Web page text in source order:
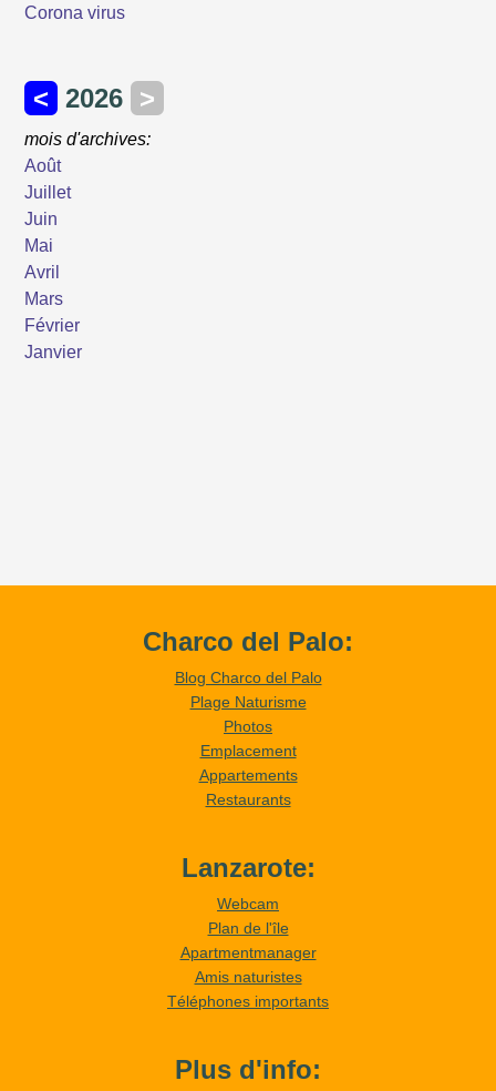
Corona virus
Charco del Palo:
Blog Charco del Palo
Plage Naturisme
Photos
Emplacement
Appartements
Restaurants
Lanzarote:
Webcam
Plan de l'île
Apartmentmanager
Amis naturistes
Téléphones importants
Plus d'info: